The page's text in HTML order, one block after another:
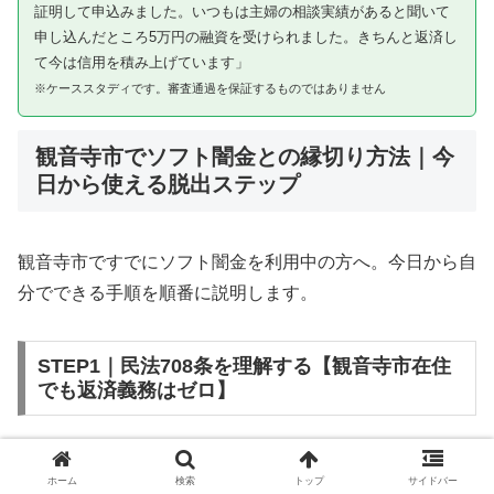
証明して申込みました。いつもは主婦の相談実績があると聞いて
申し込んだところ5万円の融資を受けられました。きちんと返済し
て今は信用を積み上げています」
※ケーススタディです。審査通過を保証するものではありません
観音寺市でソフト闇金との縁切り方法｜今
日から使える脱出ステップ
観音寺市ですでにソフト闇金を利用中の方へ。今日から自
分でできる手順を順番に説明します。
STEP1｜民法708条を理解する【観音寺市在住
でも返済義務はゼロ】
ソフト闇金を含む闇金との金銭消費貸借契約は、公序良俗
ホーム 検索 トップ サイドバー